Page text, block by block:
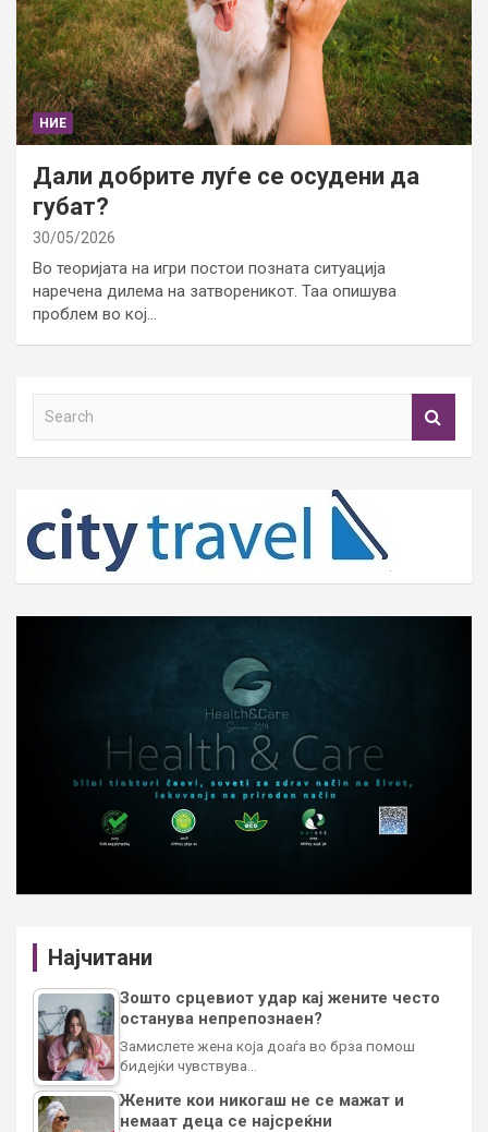
НИЕ
Дали добрите луѓе се осудени да
губат?
30/05/2026
Во теоријата на игри постои позната ситуација
наречена дилема на затвореникот. Таа опишува
проблем во кој…
h
Најчитани
Зошто срцевиот удар кај жените често
останува непрепознаен?
Замислете жена која доаѓа во брза помош
бидејќи чувствува…
Жените кои никогаш не се мажат и
немаат деца се најсреќни